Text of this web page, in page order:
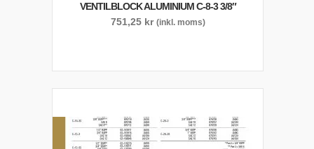
VENTILBLOCK ALUMINIUM C-8-3 3/8″
751,25 kr (inkl. moms)